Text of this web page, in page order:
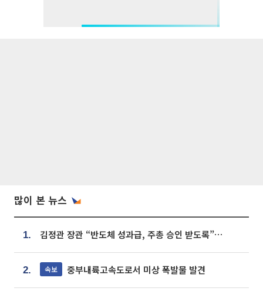
많이 본 뉴스
1. 김정관 장관 “반도체 성과급, 주총 승인 받도록”…상법·자본시장법 개정 시사
2. 속보 중부내륙고속도로서 미상 폭발물 발견